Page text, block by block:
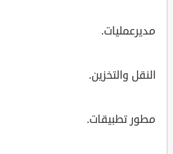
مديرعمليات.
النقل والتخزين.
مطور تطبيقات.